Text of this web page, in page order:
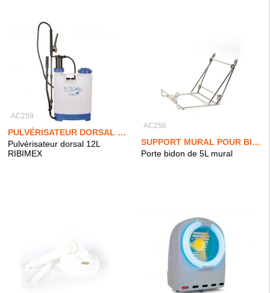
AC259
PULVÉRISATEUR DORSAL 12L
Pulvérisateur dorsal 12L
RIBIMEX
AC256
SUPPORT MURAL POUR BIDON MICROBILLE
Porte bidon de 5L mural